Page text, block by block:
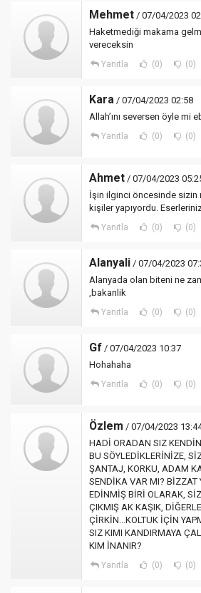
Mehmet / 07/04/2023
Haketmediği makama
vereceksin
Yanıtla (0) (0)
Kara / 07/04/2023 02:58
Allah’ını seversen öyle mi
Yanıtla (0) (0)
Ahmet / 07/04/2023
İşin ilginci öncesinde sizin
kişiler yapıyordu.
Yanıtla (0) (0)
Alanyali / 07/04/2023
Alanyada olan biteni ne
,bakanlik
Yanıtla (0) (0)
Gf / 07/04/2023 10:37
Hohahaha
Yanıtla (0) (0)
Özlem / 07/04/2023
HADİ ORADAN SIZ
BU SÖYLEDİKLERİNİZE,
ŞANTAJ, KORKU, ADAM
SENDİKA VAR MI? BİZZAT
EDİNMİŞ BİRİ OLARAK,
ÇIKMIŞ AK KAŞIK,
ÇİRKİN...KOLTUK İÇİN
SIZ KIMI KANDIRMAYA
KIM İNANIR?
Yanıtla (0) (0)